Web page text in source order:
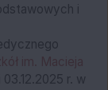
i
03.12.2025 r. w